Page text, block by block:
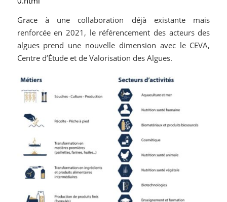
Grace à une collaboration déjà existante mais
renforcée en 2021, le référencement des acteurs des
algues prend une nouvelle dimension avec le CEVA,
Centre d’Étude et de Valorisation des Algues.